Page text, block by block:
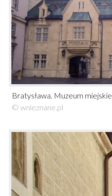
Bratysława. Muzeum
© wnieznane.pl